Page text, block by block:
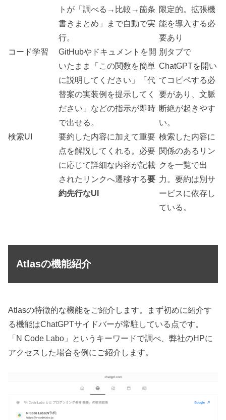
トが「調べる→比較→箇条
書きまとめ」まで自動で実
行。
限定的。拡張機
能を導入する必
要あり
コード学習
GitHubやドキュメントを開
いたまま「この関数を簡単
に説明してください」「代
替案の実装例を提示してく
ださい」などの指示が即時
で出せる。
別タブで
ChatGPTを開い
てコピペする必
要があり、文脈
断絶が起きやす
い。
検索UI
要約した内容に加えて重要
点を解説してくれる。必要
に応じて詳細な内容が記載
されたリンクへ遷移する要
約先行なUI
検索した内容に
関係のあるリン
クを一覧で出
力。要約は別サ
ービスに依存し
ている。
Atlasの機能紹介
Atlasの特徴的な機能をご紹介します。まず初めに紹介す
る機能はChatGPTサイドバーが常駐している点です。
「N Code Labo」というキーワードで調べ、弊社のHPに
アクセスした場合を例にご紹介します。